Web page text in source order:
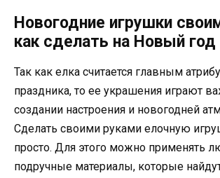
Новогодние игрушки
как сделать на Новый год
Так как елка считается главным
праздника, то ее украшения играют
создании настроения и новогодней
Сделать своими руками елочную
просто. Для этого можно применять
подручные материалы, которые